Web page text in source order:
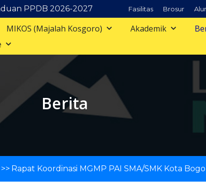
2026-2027 Fasilitas Brosur
MIKOS (Majalah Kosgoro) Akademik
Berita
>> Rapat Koordinasi MGMP PAI SMA/SMK Kota